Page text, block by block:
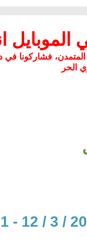
المتمدن، فشاركونا في
الحر